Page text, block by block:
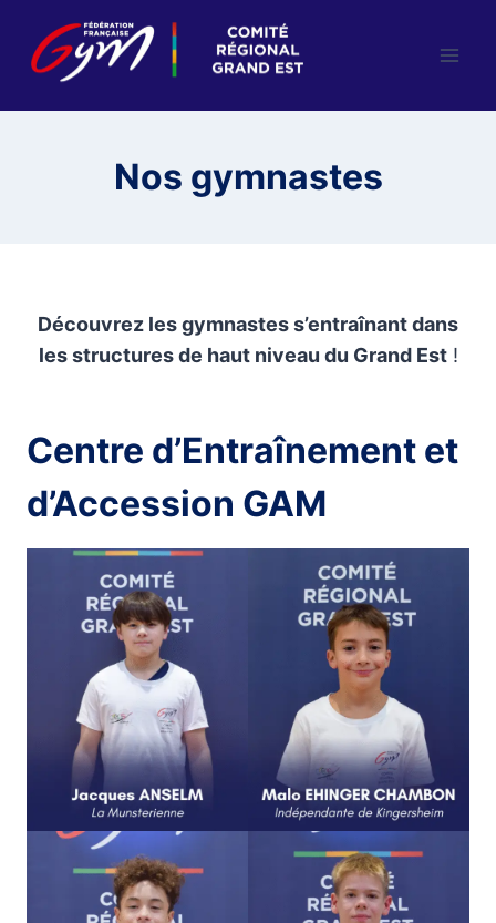
contenu
Nos gymnastes
Découvrez les gymnastes s’entraînant dans
les structures de haut niveau du Grand Est!
Centre d’Entraînement et
d’Accession GAM